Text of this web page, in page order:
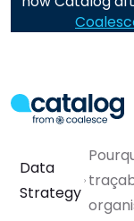
Data
Strategy